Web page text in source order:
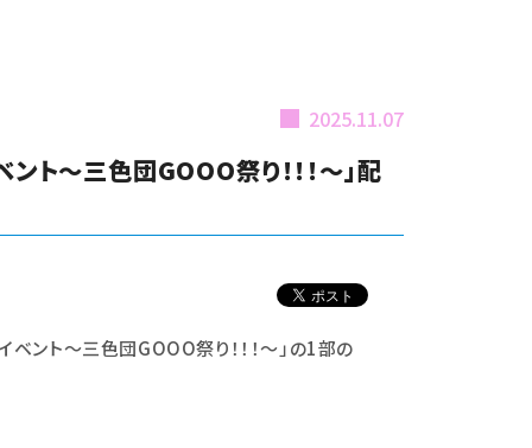
2025.11.07
ト～三色団GOOO祭り！！！～」配
ント～三色団GOOO祭り！！！～」の1部の